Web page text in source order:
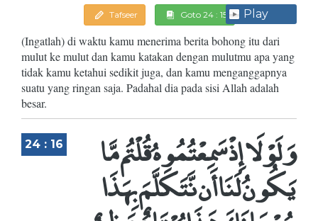
Tafseer Goto 24 : 15 Play
(Ingatlah) di waktu kamu menerima berita bohong itu dari
mulut ke mulut dan kamu katakan dengan mulutmu apa yang
tidak kamu ketahui sedikit juga, dan kamu menganggapnya
suatu yang ringan saja. Padahal dia pada sisi Allah adalah
besar.
24 : 16 وَلَوْلَا إِذْ سَمِعْتُمُوهُ قُلْتُم مَّا
يَكُونُ لَنَا أَن نَّتَكَلَّمَ بِهَذَا